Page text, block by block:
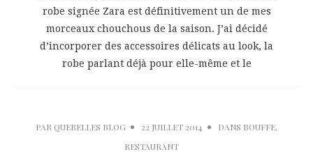
robe signée Zara est définitivement un de mes
morceaux chouchous de la saison. J’ai décidé
d’incorporer des accessoires délicats au look, la
robe parlant déjà pour elle-même et le
PAR QUERELLES BLOG 22 JUILLET 2014 DANS BOUFFE,
RESTAURANT